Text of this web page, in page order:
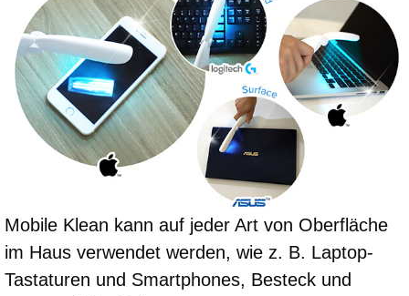
Mobile Klean kann auf jeder Art von Oberfläche
im Haus verwendet werden, wie z. B. Laptop-
Tastaturen und Smartphones, Besteck und